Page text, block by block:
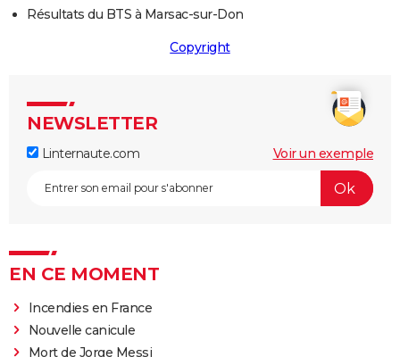
Résultats du BTS à Marsac-sur-Don
Copyright
NEWSLETTER
Linternaute.com Voir un exemple
EN CE MOMENT
Incendies en France
Nouvelle canicule
Mort de Jorge Messi